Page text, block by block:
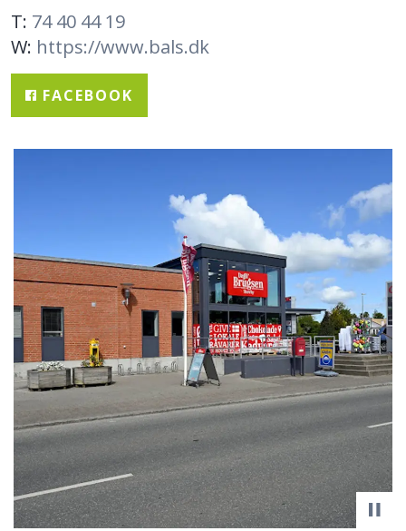
T: 74 40 44 19
W: https://www.bals.dk
FACEBOOK